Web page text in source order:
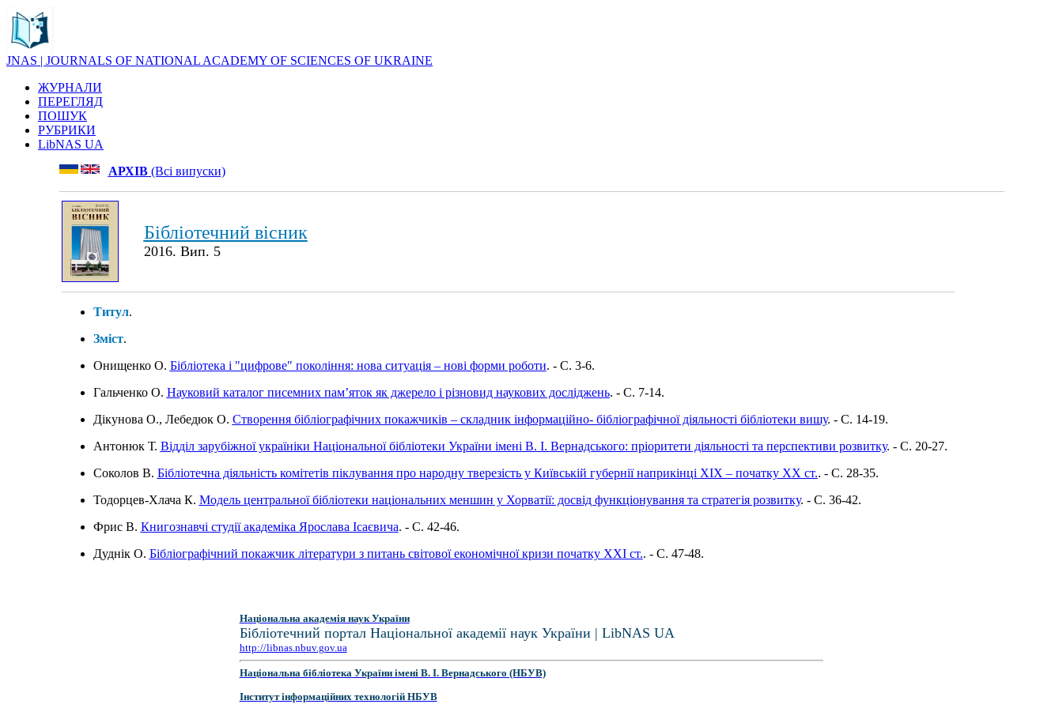
JNAS | JOURNALS OF NATIONAL ACADEMY OF SCIENCES OF UKRAINE
ЖУРНАЛИ
ПЕРЕГЛЯД
ПОШУК
РУБРИКИ
LibNAS UA
АРХІВ(Всі випуски)
Бібліотечний вісник
2016. Вип. 5
Титул.
Зміст.
Онищенко О. Бібліотека і "цифрове" покоління: нова ситуація – нові форми роботи. - C. 3-6.
Гальченко О. Науковий каталог писемних пам’яток як джерело і різновид наукових досліджень. - C. 7-14.
Дікунова О., Лебедюк О. Створення бібліографічних покажчиків – складник інформаційно- бібліографічної діяльності бібліотеки вишу. - C. 14-19.
Антонюк Т. Відділ зарубіжної україніки Національної бібліотеки України імені В. І. Вернадського: пріоритети діяльності та перспективи розвитку. - C. 20-27.
Соколов В. Бібліотечна діяльність комітетів піклування про народну тверезість у Київській губернії наприкінці ХІХ – початку ХХ ст.. - C. 28-35.
Тодорцев-Хлача К. Модель центральної бібліотеки національних меншин у Хорватії: досвід функціонування та стратегія розвитку. - C. 36-42.
Фрис В. Книгознавчі студії академіка Ярослава Ісаєвича. - C. 42-46.
Дуднік О. Бібліографічний покажчик літератури з питань світової економічної кризи початку ХХІ ст.. - C. 47-48.
Національна академія наук України
Бібліотечний портал Національної академії наук України | LibNAS UA
http://libnas.nbuv.gov.ua
Національна бібліотека України імені В. І. Вернадського (НБУВ)
Інститут інформаційних технологій НБУВ